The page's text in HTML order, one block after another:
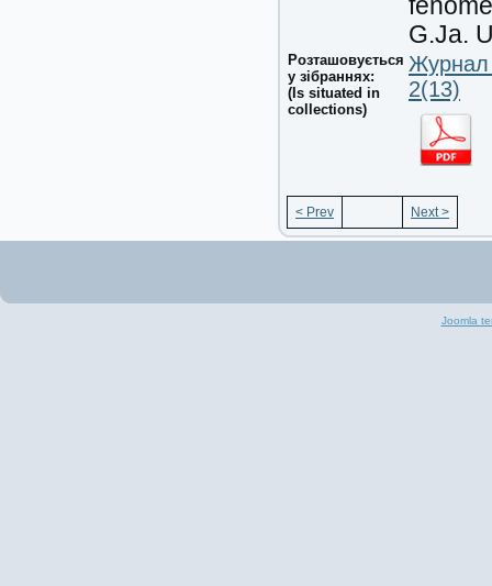
G.Ja.
Розташовується
у зібраннях:
(Is situated in
collections)
Журнал
2(13)
< Prev Next >
Joomla